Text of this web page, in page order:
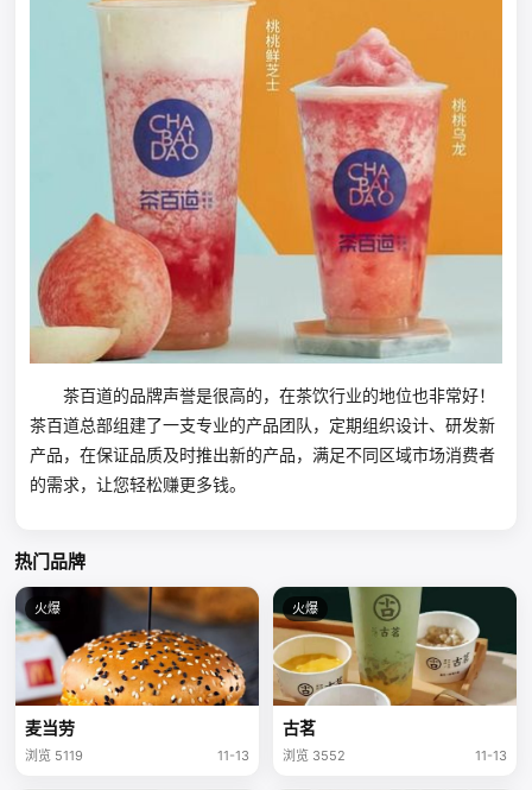
茶百道的品牌声誉是很高的，在茶饮行业的地位也非常好！
茶百道总部组建了一支专业的产品团队，定期组织设计、研发新
产品，在保证品质及时推出新的产品，满足不同区域市场消费者
的需求，让您轻松赚更多钱。
热门品牌
火爆
麦当劳
浏览 5119 11-13
火爆
古茗
浏览 3552 11-13